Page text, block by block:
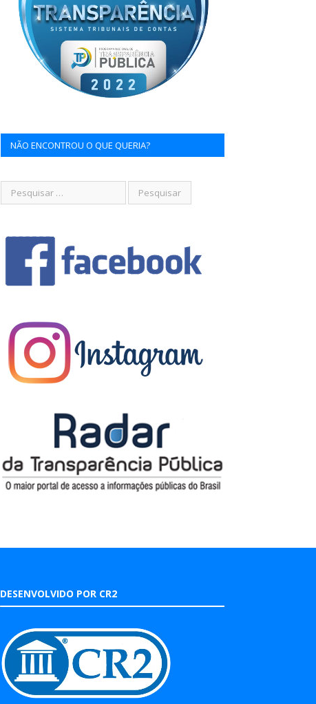
NÃO ENCONTROU O QUE QUERIA?
DESENVOLVIDO POR CR2